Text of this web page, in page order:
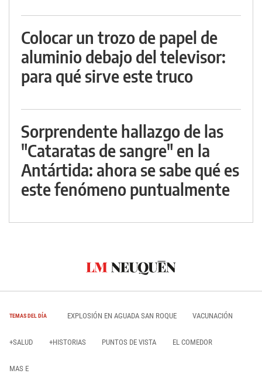
Colocar un trozo de papel de
aluminio debajo del televisor:
para qué sirve este truco
Sorprendente hallazgo de las
"Cataratas de sangre" en la
Antártida: ahora se sabe qué es
este fenómeno puntualmente
TEMAS DEL DÍA EXPLOSIÓN EN AGUADA SAN ROQUE VACUNACIÓN
+SALUD +HISTORIAS PUNTOS DE VISTA EL COMEDOR
MAS E